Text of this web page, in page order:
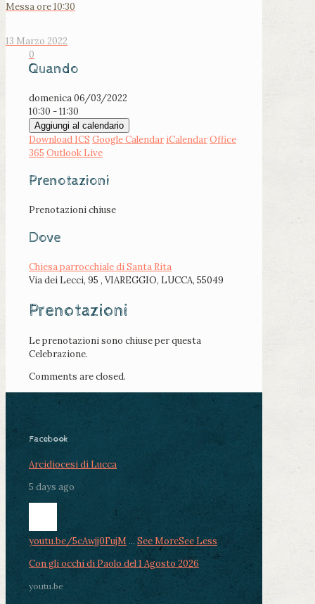
Messa ore 10:30
13 Marzo 2022
0
Quando
domenica 06/03/2022
10:30 - 11:30
Aggiungi al calendario
Download ICS Google Calendar iCalendarOffice
365 Outlook Live
Prenotazioni
Prenotazioni chiuse
Dove
Chiesa parrocchiale di Santa Rita
Via dei Lecci, 95 , VIAREGGIO, LUCCA, 55049
Prenotazioni
Le prenotazioni sono chiuse per questa
Celebrazione.
Comments are closed.
Facebook
Arcidiocesi di Lucca
5 days ago
youtu.be/5cAwjj0FujM ... See MoreSee Less
Con gli occhi di Paolo del 1 Agosto 2026
youtu.be